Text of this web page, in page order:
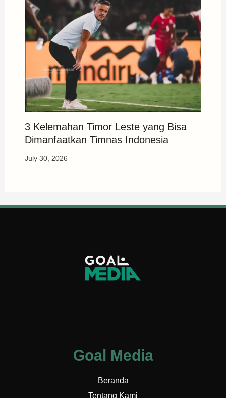
3 Kelemahan Timor Leste yang Bisa
Dimanfaatkan Timnas Indonesia
July 30, 2026
Goal Media
Beranda
Tentang Kami